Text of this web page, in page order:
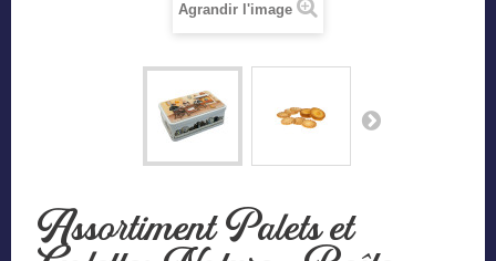
Agrandir l'image
Assortiment Palets et